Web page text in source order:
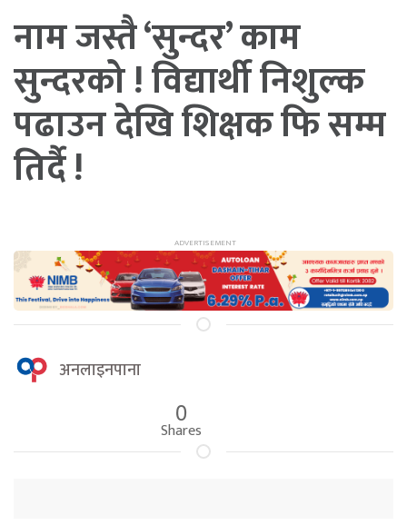
नाम जस्तै ‘सुन्दर’ काम
सुन्दरको ! विद्यार्थी निशुल्क
पढाउन देखि शिक्षक फि सम्म
तिर्दै !
अनलाइनपाना
0
Shares